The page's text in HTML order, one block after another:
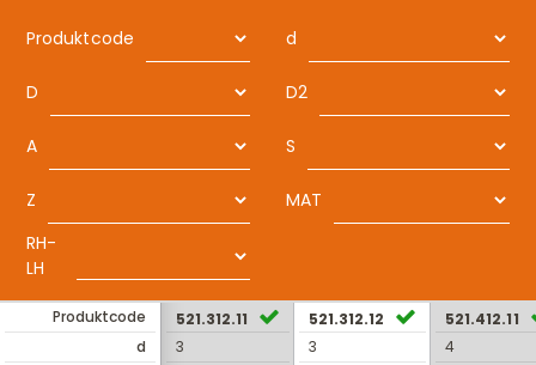
Produktcode d
D D2
A S
Z
MAT
RH-
LH
Produktcode
d
521.312.11
3
521.312.12
3
521.412.11
4